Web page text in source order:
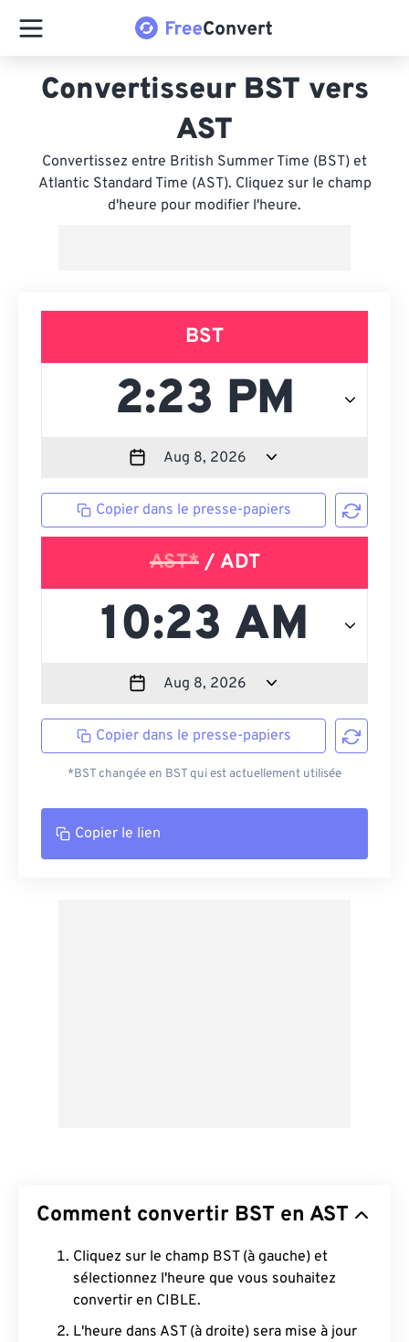
Convertisseur BST vers
AST
Convertissez entre British Summer Time (BST) et
Atlantic Standard Time (AST). Cliquez sur le champ
d'heure pour modifier l'heure.
BST
Copier dans le presse-papiers
AST*/ ADT
Copier dans le presse-papiers
*BST changée en BST qui est actuellement utilisée
Copier le lien
Comment convertir BST en AST
Cliquez sur le champ BST (à gauche) et
sélectionnez l'heure que vous souhaitez
convertir en CIBLE.
L'heure dans AST (à droite) sera mise à jour